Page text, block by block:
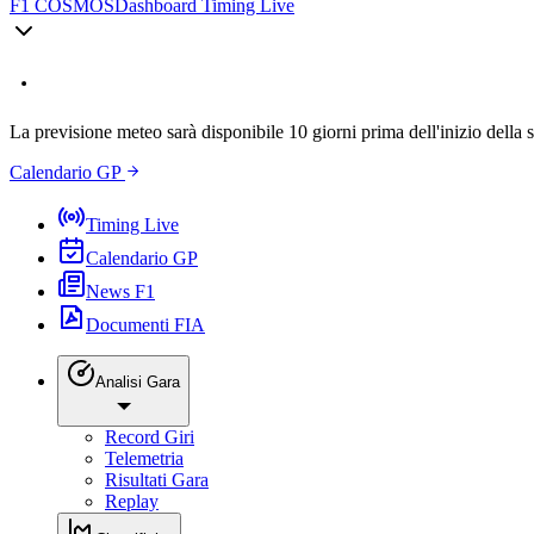
F1 COSMOSDashboard Timing Live
La previsione meteo sarà disponibile 10 giorni prima dell'inizio della
Calendario GP
Timing Live
Calendario GP
News F1
Documenti FIA
Analisi Gara
Record Giri
Telemetria
Risultati Gara
Replay